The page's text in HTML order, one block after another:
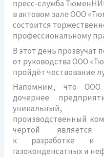
пресс-служба
в актовом залеООО
состоится
профессиональному
В этот день прозвучат
от руководстваООО
пройдёт чествование
Напомним, что ООО
дочернее
производственный
чертой является
к разработке и
газоконденсатных и